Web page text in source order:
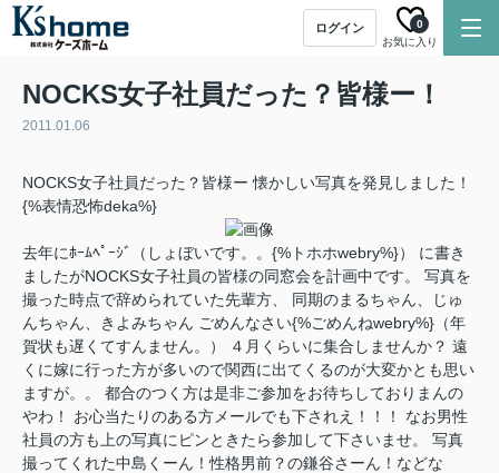
ログイン
お気に入り
0
NOCKS女子社員だった？皆様ー！
2011.01.06
NOCKS女子社員だった？皆様ー 懐かしい写真を発見しました！
{%表情恐怖deka%}
去年にﾎｰﾑﾍﾟｰｼﾞ（しょぼいです。。{%トホホwebry%}） に書き
ましたがNOCKS女子社員の皆様の同窓会を計画中です。 写真を
撮った時点で辞められていた先輩方、 同期のまるちゃん、じゅ
んちゃん、きよみちゃん ごめんなさい{%ごめんねwebry%}（年
賀状も遅くてすんません。） ４月くらいに集合しませんか？ 遠
くに嫁に行った方が多いので関西に出てくるのが大変かとも思い
ますが。。 都合のつく方は是非ご参加をお待ちしておりまんの
やわ！ お心当たりのある方メールでも下されえ！！！ なお男性
社員の方も上の写真にピンときたら参加して下さいませ。 写真
撮ってくれた中島くーん！性格男前？の鎌谷さーん！などな